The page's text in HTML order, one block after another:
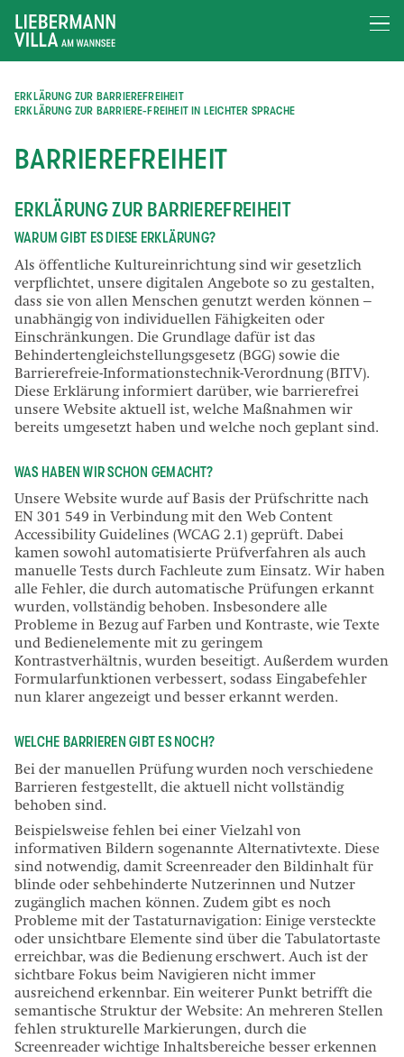
ERKLÄRUNG ZUR BARRIEREFREIHEIT
ERKLÄRUNG ZUR BARRIERE-FREIHEIT IN LEICHTER SPRACHE
BARRIEREFREIHEIT
ERKLÄRUNG ZUR BARRIEREFREIHEIT
WARUM GIBT ES DIESE ERKLÄRUNG?
Als öffentliche Kultureinrichtung sind wir gesetzlich
verpflichtet, unsere digitalen Angebote so zu gestalten,
dass sie von allen Menschen genutzt werden können –
unabhängig von individuellen Fähigkeiten oder
Einschränkungen. Die Grundlage dafür ist das
Behindertengleichstellungsgesetz (BGG) sowie die
Barrierefreie-Informationstechnik-Verordnung (BITV).
Diese Erklärung informiert darüber, wie barrierefrei
unsere Website aktuell ist, welche Maßnahmen wir
bereits umgesetzt haben und welche noch geplant sind.
WAS HABEN WIR SCHON GEMACHT?
Unsere Website wurde auf Basis der Prüfschritte nach
EN 301 549 in Verbindung mit den Web Content
Accessibility Guidelines (WCAG 2.1) geprüft. Dabei
kamen sowohl automatisierte Prüfverfahren als auch
manuelle Tests durch Fachleute zum Einsatz. Wir haben
alle Fehler, die durch automatische Prüfungen erkannt
wurden, vollständig behoben. Insbesondere alle
Probleme in Bezug auf Farben und Kontraste, wie Texte
und Bedienelemente mit zu geringem
Kontrastverhältnis, wurden beseitigt. Außerdem wurden
Formularfunktionen verbessert, sodass Eingabefehler
nun klarer angezeigt und besser erkannt werden.
WELCHE BARRIEREN GIBT ES NOCH?
Bei der manuellen Prüfung wurden noch verschiedene
Barrieren festgestellt, die aktuell nicht vollständig
behoben sind.
Beispielsweise fehlen bei einer Vielzahl von
informativen Bildern sogenannte Alternativtexte. Diese
sind notwendig, damit Screenreader den Bildinhalt für
blinde oder sehbehinderte Nutzerinnen und Nutzer
zugänglich machen können. Zudem gibt es noch
Probleme mit der Tastaturnavigation: Einige versteckte
oder unsichtbare Elemente sind über die Tabulatortaste
erreichbar, was die Bedienung erschwert. Auch ist der
sichtbare Fokus beim Navigieren nicht immer
ausreichend erkennbar. Ein weiterer Punkt betrifft die
semantische Struktur der Website: An mehreren Stellen
fehlen strukturelle Markierungen, durch die
Screenreader wichtige Inhaltsbereiche besser erkennen